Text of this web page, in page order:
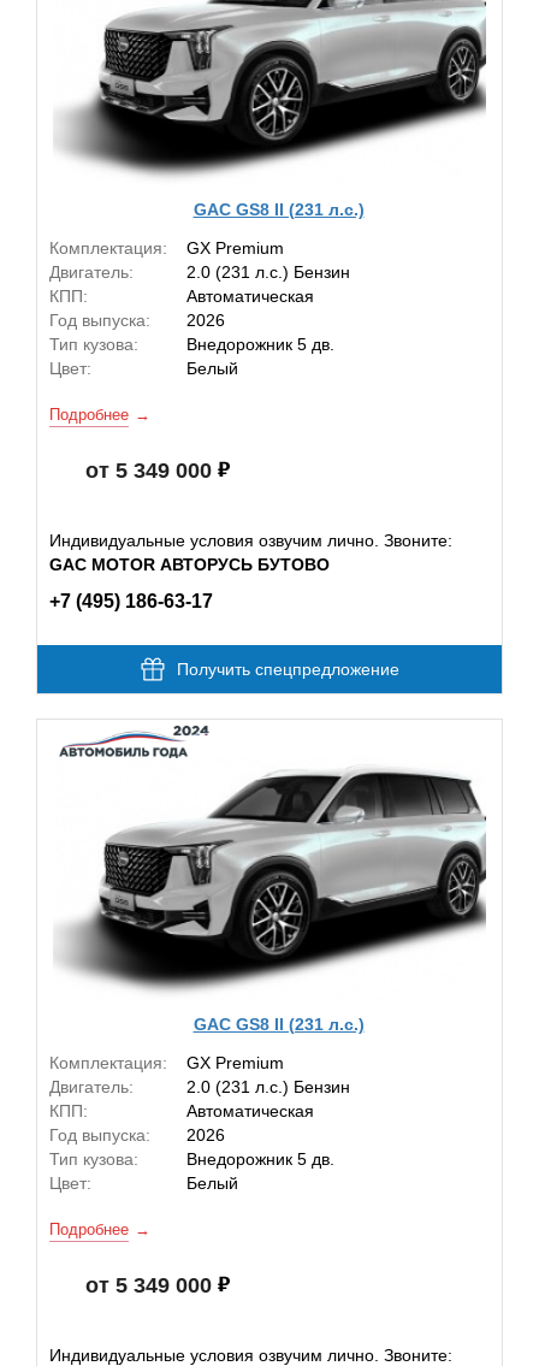
GAC GS8 II (231 л.с.)
Комплектация:
GX Premium
Двигатель:
2.0 (231 л.с.) Бензин
КПП:
Автоматическая
Год выпуска:
2026
Тип кузова:
Внедорожник 5 дв.
Цвет:
Белый
Подробнее
от 5 349 000
Индивидуальные условия озвучим лично. Звоните:
GAC MOTOR АВТОРУСЬ БУТОВО
+7 (495) 186-63-17
Получить спецпредложение
GAC GS8 II (231 л.с.)
Комплектация:
GX Premium
Двигатель:
2.0 (231 л.с.) Бензин
КПП:
Автоматическая
Год выпуска:
2026
Тип кузова:
Внедорожник 5 дв.
Цвет:
Белый
Подробнее
от 5 349 000
Индивидуальные условия озвучим лично. Звоните: